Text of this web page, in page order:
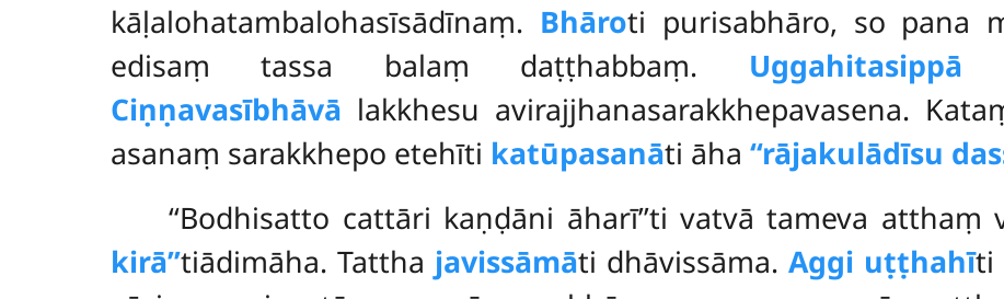
kāḷalohatambalohasīsādīnaṃ. Bhāroti purisabhāro, so pana
edisaṃ tassa balaṃ daṭṭhabbaṃ. Uggahitasippā
Ciṇṇavasībhāvā lakkhesu avirajjhanasarakkhepavasena.
asanaṃ sarakkhepo etehīti katūpasanāti āha ‘‘rājakulādīsu
‘‘Bodhisatto cattāri kaṇḍāni āharī’’ti vatvā tameva
kirā’’tiādimāha. Tattha javissāmāti dhāvissāma.Aggi uṭṭhahīti